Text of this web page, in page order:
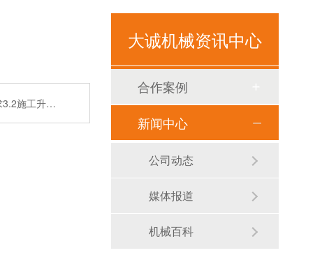
3.2施工升…
大诚机械资讯中心
合作案例
新闻中心
公司动态
媒体报道
机械百科